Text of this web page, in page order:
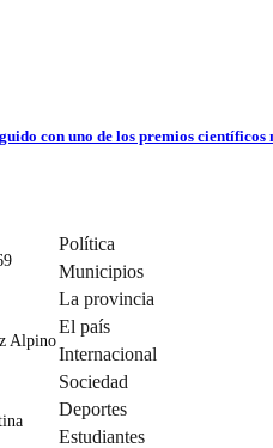
con uno de los premios científicos
Alpino
Política
Municipios
La provincia
El país
Internacional
Sociedad
Deportes
Estudiantes